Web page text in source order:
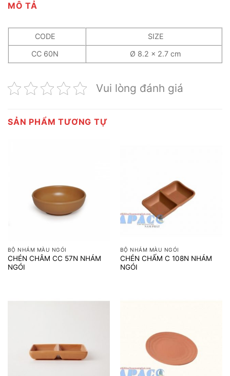
MÔ TẢ
CODE
SIZE
CC 60N
Ø 8.2 x 2.7 cm
Vui lòng đánh giá
SẢN PHẨM TƯƠNG TỰ
BỘ NHÁM MÀU NGÓI
CHÉN CHÂM CC 57N NHÁM
NGÓI
BỘ NHÁM MÀU NGÓI
CHÉN CHẤM C 108N NHÁM
NGÓI